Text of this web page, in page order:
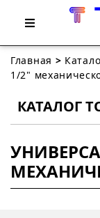
Главная >
1/2"
КАТАЛОГ